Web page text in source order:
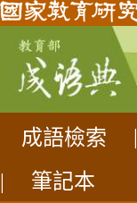
成語檢索
|
筆記本